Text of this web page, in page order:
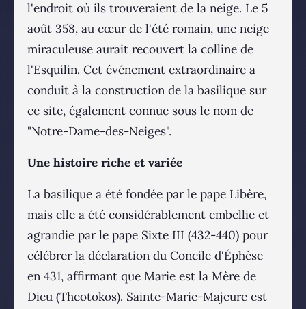
l'endroit où ils trouveraient de la neige. Le 5
août 358, au cœur de l'été romain, une neige
miraculeuse aurait recouvert la colline de
l'Esquilin. Cet événement extraordinaire a
conduit à la construction de la basilique sur
ce site, également connue sous le nom de
"Notre-Dame-des-Neiges".
Une histoire riche et variée
La basilique a été fondée par le pape Libère,
mais elle a été considérablement embellie et
agrandie par le pape Sixte III (432-440) pour
célébrer la déclaration du Concile d'Éphèse
en 431, affirmant que Marie est la Mère de
Dieu (Theotokos). Sainte-Marie-Majeure est